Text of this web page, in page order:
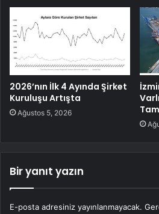
2026’nın İlk 4 Ayında Şirket
Kuruluşu Artışta
Ağustos 5, 2026
Bir yanıt yazın
E-posta adresiniz yayınlanmayacak.